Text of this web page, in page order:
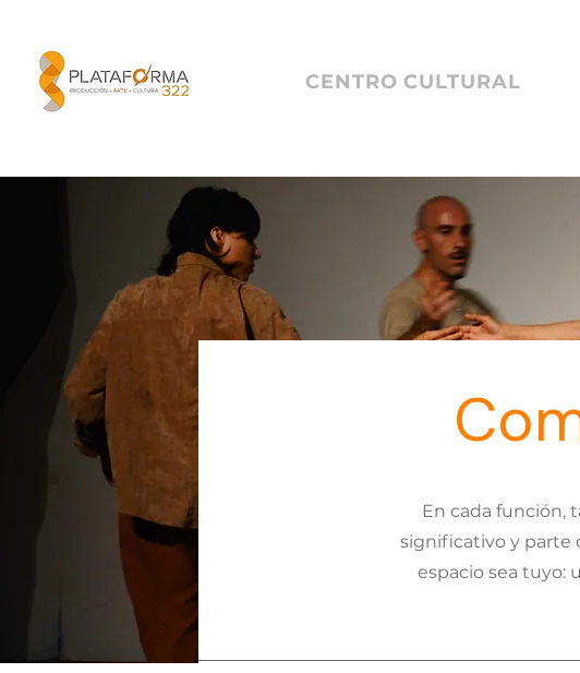
CENTRO CULTURAL
En cada función,
significativo y parte
espacio sea tuyo: